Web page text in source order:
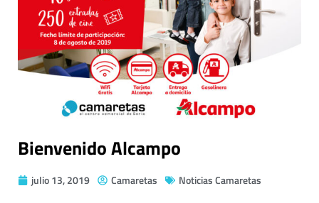
Bienvenido Alcampo
julio 13, 2019 Camaretas Noticias Camaretas